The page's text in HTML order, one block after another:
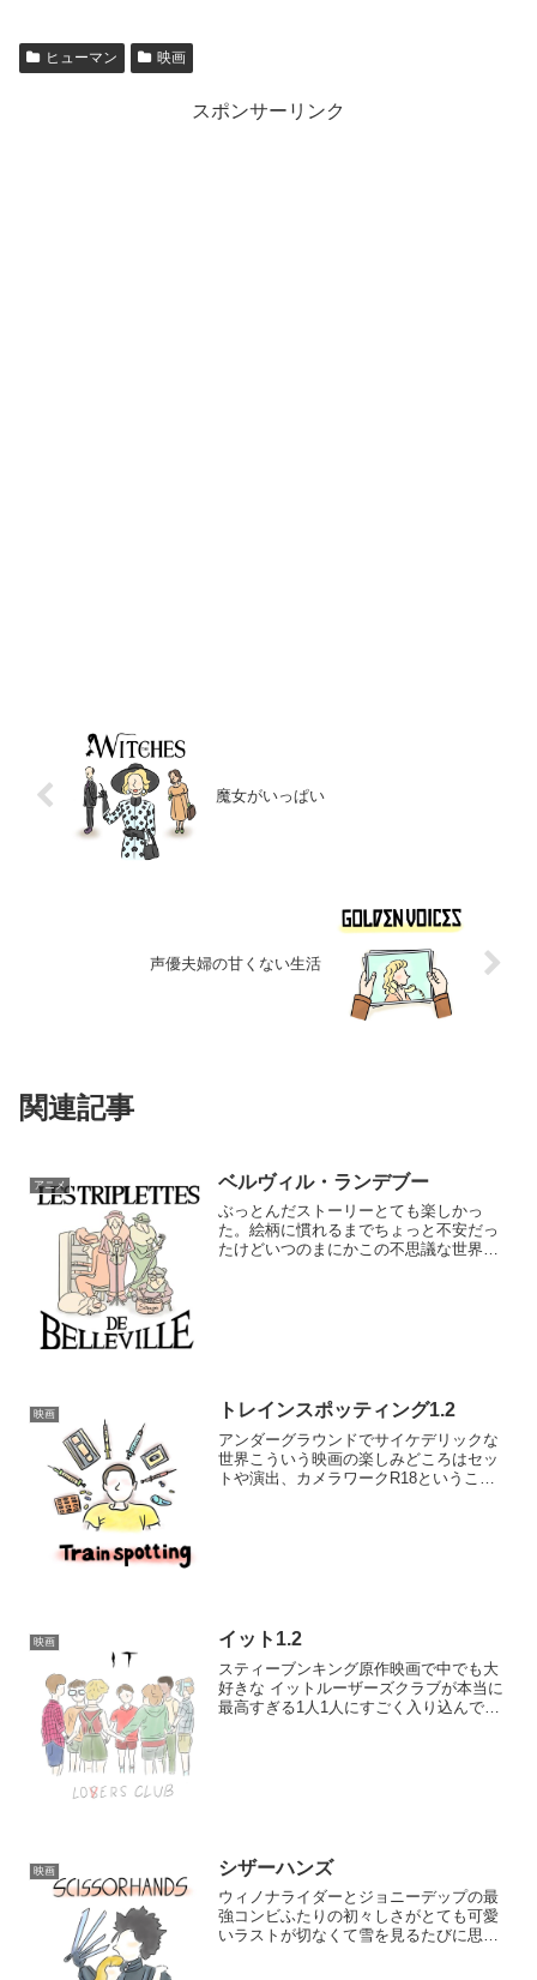
ヒューマン 映画
スポンサーリンク
魔女がいっぱい
声優夫婦の甘くない生活
関連記事
アニメ ベルヴィル・ランデブー
ぶっとんだストーリーとても楽しかっ
た。絵柄に慣れるまでちょっと不安だっ
たけどいつのまにかこの不思議な世界の
映画 トレインスポッティング1.2
アンダーグラウンドでサイケデリックな
世界こういう映画の楽しみどころはセッ
トや演出、カメラワークR18ということ
映画 イット1.2
スティーブンキング原作映画で中でも大
好きな イットルーザーズクラブが本当に
最高すぎる1人1人にすごく入り込んでし
映画 シザーハンズ
ウィノナライダーとジョニーデップの最
強コンビふたりの初々しさがとても可愛
いラストが切なくて雪を見るたびに思い